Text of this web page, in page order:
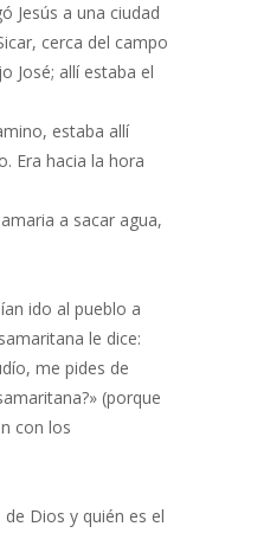
Jesús a una ciudad
cerca del campo
José; allí estaba el
estaba allí
Era hacia la hora
a sacar agua,
ido al pueblo a
le dice:
me pides de
(porque
con los
Dios y quién es el